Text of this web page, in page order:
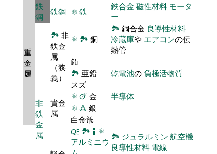
重
金
属
鉄
鋼
鉄鋼 ⚛ 鉄 鉄合金 磁性材料 モータ
ー
非
鉄
金
属
🏞 非
鉄金
属
（狭
義）
⚛ 🏞 銅
🏞 銅合金 良導性材料
冷蔵庫や エアコンの伝
熱管
鉛
🏞 亜鉛 乾電池の 負極活物質
スズ
貴金
属
⚛ 🜚 金
半導体
⚛ 🜛 銀
白金族
🜀 🏞 🧪 ⚛
アルミニウ 🏞 ジュラルミン 航空機
良導性材料 電線